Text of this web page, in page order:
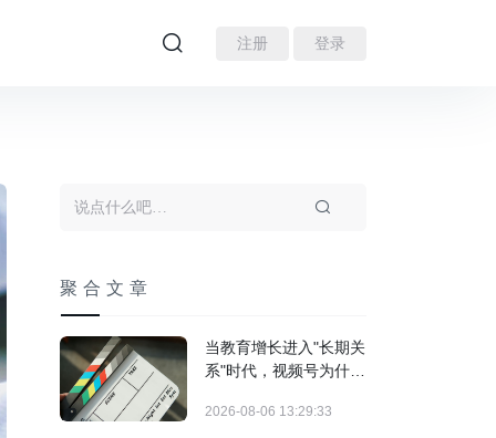
注册 登录
聚合文章
当教育增长进入"长期关
系"时代，视频号为什么
2026-08-06 13:29:33